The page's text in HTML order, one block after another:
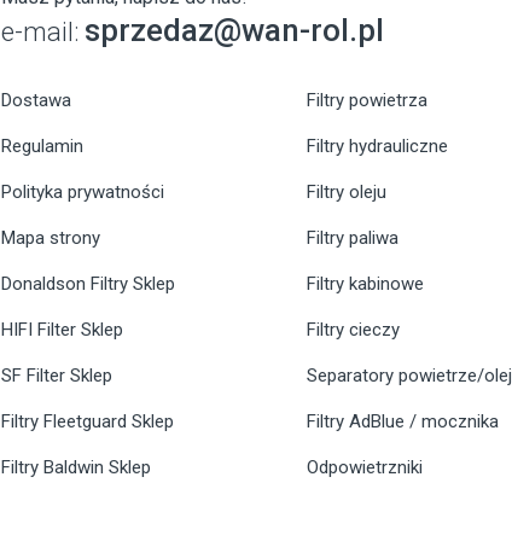
e-mail: sprzedaz@wan-rol.pl
Dostawa
Regulamin
Polityka prywatności
Mapa strony
Donaldson Filtry Sklep
HIFI Filter Sklep
SF Filter Sklep
Filtry Fleetguard Sklep
Filtry Baldwin Sklep
Filtry powietrza
Filtry hydrauliczne
Filtry oleju
Filtry paliwa
Filtry kabinowe
Filtry cieczy
Separatory powietrze/olej
Filtry AdBlue / mocznika
Odpowietrzniki